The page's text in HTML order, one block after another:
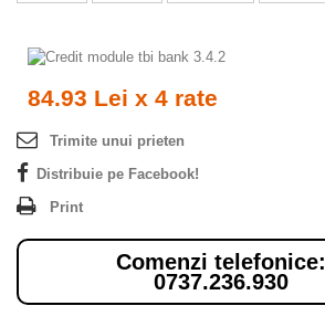
84.93 Lei x 4 rate
Trimite unui prieten
Distribuie pe Facebook!
Print
Comenzi telefonice:
0737.236.930